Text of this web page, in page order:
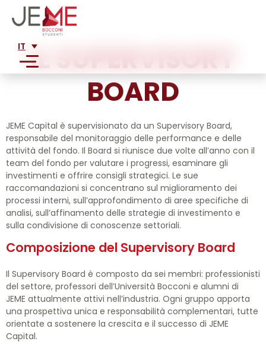
IT
ANALISI DEL MERCATO
ANALISI DI FATTIBILITÀ TECNICA ED ECONOMICA
ANALISI DI POSIZIONAMENTO STRATEGICO SUL
MERCATO
ANALISI ECONOMICO FINANZIARIA
BUSINESS PLAN PER AZIENDE E STARTUP INNOVATIVE
RISTRUTTURAZIONE AZIENDA
SERVIZI CONSULENZIALI AZIENDALI NON
PIANO DI MARKETING
STRATEGIE DI INGRESSO IN UN NUOVO MERCATO
SERVIZI DI CONSULENZA LEGALE
ABOUT US
MISSION
STORIA
TEAM
ADVISORY
ALUMNI
NETWORK
CLIENTI
GRANDI AZIENDE
PMI
STARTUP
PROGETTI
PRESS
SCRIVONO DI NOI
JOIN US
CONTATTACI
IL SUPERVISORY
BOARD
JEME Capital è supervisionato da un Supervisory Board,
responsabile del monitoraggio delle performance e delle
attività del fondo. Il Board si riunisce due volte all’anno con il
team del fondo per valutare i progressi, esaminare gli
investimenti e offrire consigli strategici. Le sue
raccomandazioni si concentrano sul miglioramento dei
processi interni, sull’approfondimento di aree specifiche di
analisi, sull’affinamento delle strategie di investimento e
sulla condivisione di conoscenze settoriali.
Composizione del Supervisory Board
Il Supervisory Board è composto da sei membri: professionisti
del settore, professori dell’Università Bocconi e alumni di
JEME attualmente attivi nell’industria. Ogni gruppo apporta
una prospettiva unica e responsabilità complementari, tutte
orientate a sostenere la crescita e il successo di JEME
Capital.